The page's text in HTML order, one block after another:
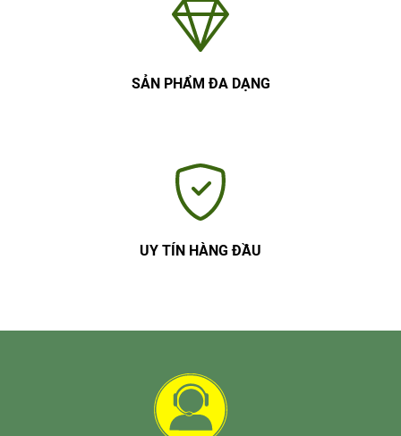
SẢN PHẨM ĐA DẠNG
UY TÍN HÀNG ĐẦU